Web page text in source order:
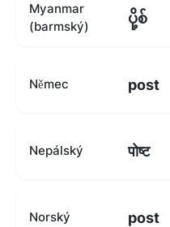
Myanmar
(barmský)
ပို့စ်
Němec post
Nepálský पोष्ट
Norský post